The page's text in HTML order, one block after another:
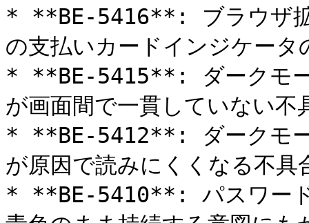
* **BE-5416**: ブラウザ拡
の支払いカードインジケー
* **BE-5415**: ダークモー
が画面間で一貫していない不
* **BE-5412**: ダークモー
が原因で読みにくくなる不具
* **BE-5410**: パスワード